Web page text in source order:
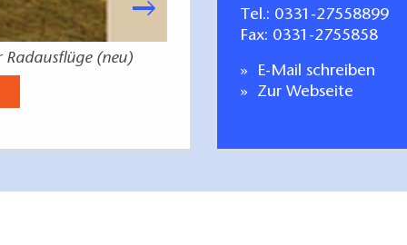
zu nutzenden Türen: 72 cm
hereingelassen (gleich neben Eingang). Die Breite
(neu)
Jetzt
Tel.: 0331-27558899
Fax: 0331-2755858
E-Mail schreiben
Zur Webseite